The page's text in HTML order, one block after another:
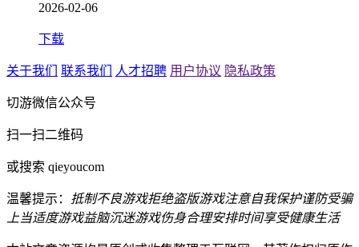
2026-02-06
下载
关于我们 联系我们 人才招聘 用户协议 隐私政策
切游微信公众号
扫一扫二维码
或搜索 qieyoucom
温馨提示： 抵制不良游戏拒绝盗版游戏注意自我保护谨防受骗
上当适度游戏益脑沉迷游戏伤身合理安排时间享受健康生活